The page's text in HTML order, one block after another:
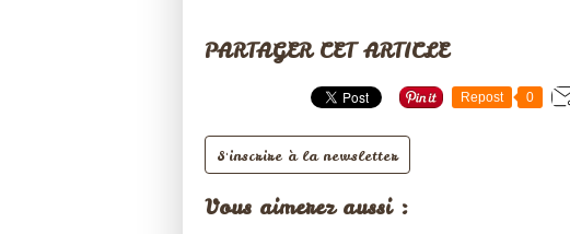
PARTAGER CET ARTICLE
Repost 0
S'inscrire à la newsletter
Vous aimerez aussi :